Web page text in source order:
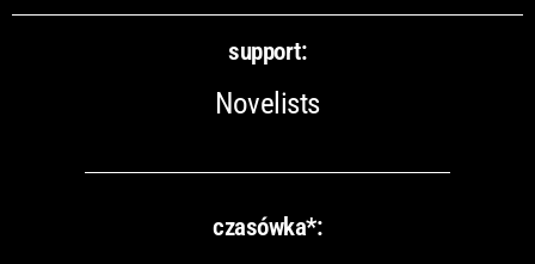
support:
Novelists
czasówka*: